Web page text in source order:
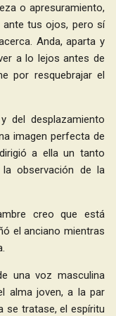
o apresuramiento,
ante tus ojos, pero sí
Anda, aparta y
a lo lejos antes de
por resquebrajar el
del desplazamiento
imagen perfecta de
a ella un tanto
observación de la
creo que está
el anciano mientras
una voz masculina
alma joven, a la par
se tratase, el espíritu